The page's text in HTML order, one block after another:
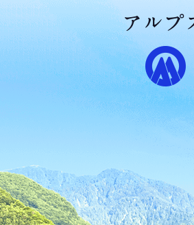
ア
ル
プ
ス
が
た
つ